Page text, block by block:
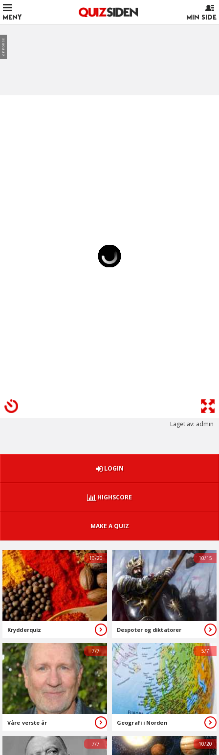
annonse
MENY MIN SIDE
Laget av: admin
LOGIN
HIGHSCORE
MAKE A QUIZ
Krydderquiz
10/20
Despoter og diktatorer
10/15
Våre verste år
7/7
Geografi i Norden
5/7
7/7 10/20